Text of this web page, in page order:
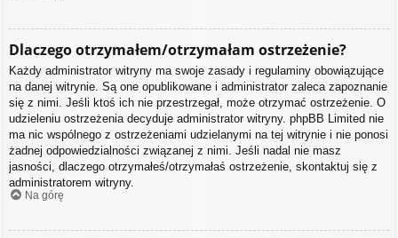
Dlaczego otrzymałem/otrzymałam ostrzeżenie?
Każdy administrator witryny ma swoje zasady i regulaminy obowiązujące
na danej witrynie. Są one opublikowane i administrator zaleca zapoznanie
się z nimi. Jeśli ktoś ich nie przestrzegał, może otrzymać ostrzeżenie. O
udzieleniu ostrzeżenia decyduje administrator witryny. phpBB Limited nie
ma nic wspólnego z ostrzeżeniami udzielanymi na tej witrynie i nie ponosi
żadnej odpowiedzialności związanej z nimi. Jeśli nadal nie masz
jasności, dlaczego otrzymałeś/otrzymałaś ostrzeżenie, skontaktuj się z
administratorem witryny.
Na górę